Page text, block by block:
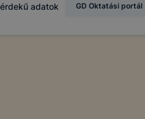
adatok GD Oktatási portál